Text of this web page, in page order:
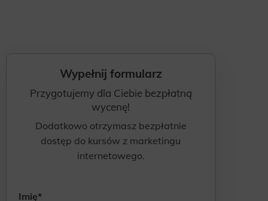
Wypełnij formularz
Przygotujemy dla Ciebie bezpłatną
wycenę!
Dodatkowo otrzymasz bezpłatnie
dostęp do kursów z marketingu
internetowego.
Imię*